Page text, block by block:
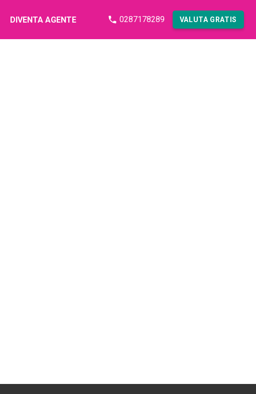
DIVENTA AGENTE 0287178289 VALUTA GRATIS